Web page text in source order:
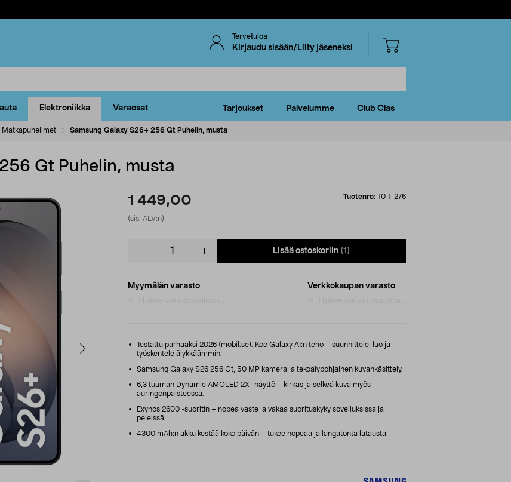
Tervetuloa
Kirjaudu sisään/Liity jäseneksi
Elektroniikka Varaosat Tarjoukset Palvelumme Club Clas
Matkapuhelimet Samsung Galaxy S26+ 256 Gt Puhelin, musta
Gt Puhelin, musta
1 449,00
(sis. ALV:n)
Tuotenro: 10-1-276
Lisää ostoskoriin (1)
Myymälän varasto
Verkkokaupan varasto
Testattu parhaaksi 2026 (mobil.se). Koe Galaxy AI:n teho – suunnittele, luo ja
työskentele älykkäämmin.
Samsung Galaxy S26 256 Gt, 50 MP kamera ja tekoälypohjainen kuvankäsittely.
6,3 tuuman Dynamic AMOLED 2X -näyttö – kirkas ja selkeä kuva myös
auringonpaisteessa.
Exynos 2600 -suoritin – nopea vaste ja vakaa suorituskyky sovelluksissa ja
peleissä.
4300 mAh:n akku kestää koko päivän – tukee nopeaa ja langatonta latausta.